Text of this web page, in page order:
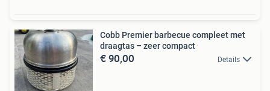
Cobb Premier barbecue compleet met
draagtas – zeer compact
€ 90,00 Details